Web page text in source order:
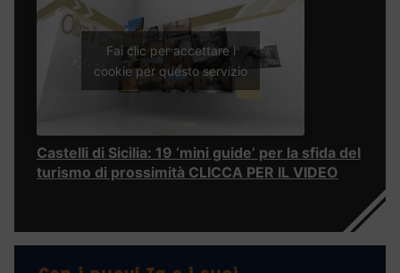
Fai clic per accettare i
cookie per questo servizio
Castelli di Sicilia: 19 ‘mini guide’ per la sfida del
turismo di prossimità CLICCA PER IL VIDEO